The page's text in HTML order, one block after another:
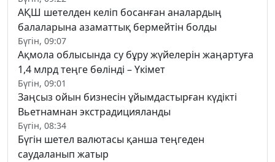
АҚШ шетелден келіп босанған аналардың
балаларына азаматтық бермейтін болды
Бүгін, 09:07
Ақмола облысында су бұру жүйелерін жаңартуға
1,4 млрд теңге бөлінді – Үкімет
Бүгін, 09:01
Заңсыз ойын бизнесін ұйымдастырған күдікті
Вьетнамнан экстрадицияланды
Бүгін, 08:34
Бүгін шетел валютасы қанша теңгеден
саудаланып жатыр